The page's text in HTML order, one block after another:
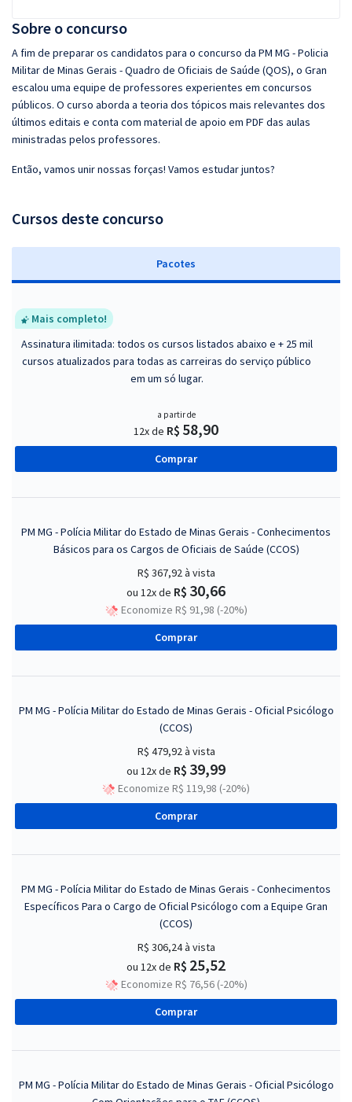
Sobre o concurso
A fim de preparar os candidatos para o concurso da PM MG - Policia
Militar de Minas Gerais - Quadro de Oficiais de Saúde (QOS), o Gran
escalou uma equipe de professores experientes em concursos
públicos. O curso aborda a teoria dos tópicos mais relevantes dos
últimos editais e conta com material de apoio em PDF das aulas
ministradas pelos professores.
Então, vamos unir nossas forças! Vamos estudar juntos?
Cursos deste concurso
Pacotes
Mais completo!
Assinatura ilimitada: todos os cursos listados abaixo e + 25 mil
cursos atualizados para todas as carreiras do serviço público
em um só lugar.
a partir de
12x de R$ 58,90
Comprar
PM MG - Polícia Militar do Estado de Minas Gerais - Conhecimentos
Básicos para os Cargos de Oficiais de Saúde (CCOS)
R$ 367,92à vista
ou 12x de R$ 30,66
Economize R$ 91,98 (-20%)
Comprar
PM MG - Polícia Militar do Estado de Minas Gerais - Oficial Psicólogo
(CCOS)
R$ 479,92à vista
ou 12x de R$ 39,99
Economize R$ 119,98 (-20%)
Comprar
PM MG - Polícia Militar do Estado de Minas Gerais - Conhecimentos
Específicos Para o Cargo de Oficial Psicólogo com a Equipe Gran
(CCOS)
R$ 306,24à vista
ou 12x de R$ 25,52
Economize R$ 76,56 (-20%)
Comprar
PM MG - Polícia Militar do Estado de Minas Gerais - Oficial Psicólogo